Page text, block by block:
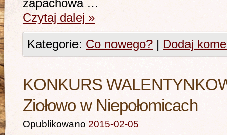
zapachowa …
Czytaj dalej »
Kategorie: Co nowego? | Dodaj
KONKURS
Ziołowo w Niepołomicach
Opublikowano 2015-02-05